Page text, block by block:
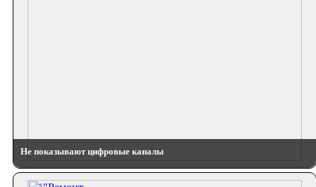
Не показывают цифровые каналы